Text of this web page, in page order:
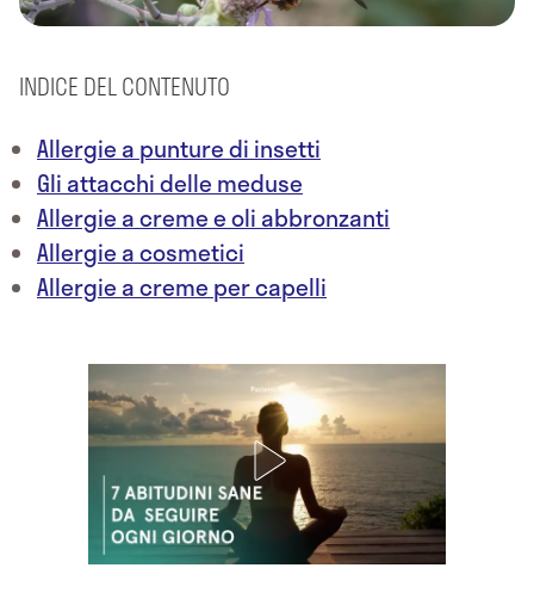
INDICE DEL CONTENUTO
Allergie a punture di insetti
Gli attacchi delle meduse
Allergie a creme e oli abbronzanti
Allergie a cosmetici
Allergie a creme per capelli